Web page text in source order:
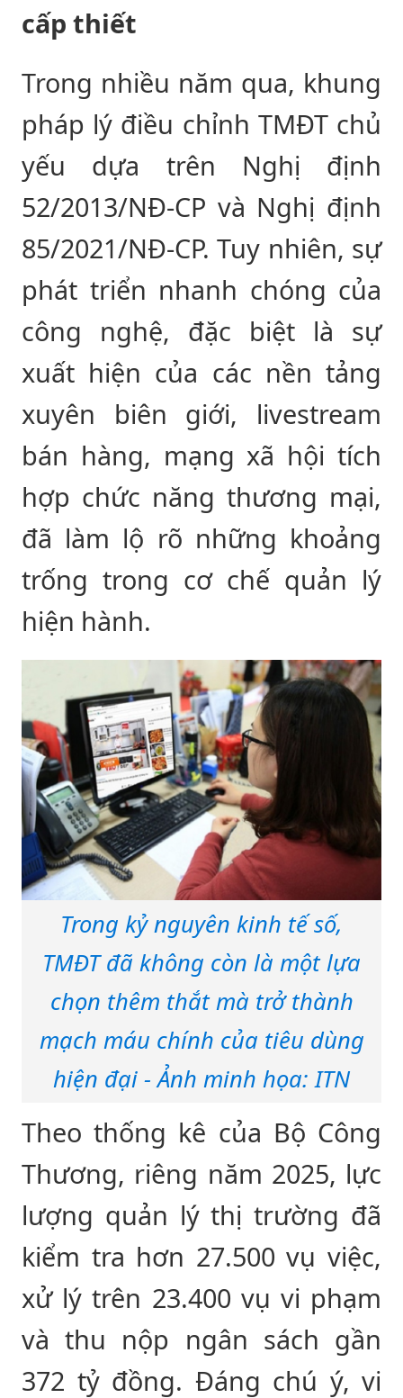
cấp thiết
Trong nhiều năm qua, khung
pháp lý điều chỉnh TMĐT chủ
yếu dựa trên Nghị định
52/2013/NĐ-CP và Nghị định
85/2021/NĐ-CP. Tuy nhiên, sự
phát triển nhanh chóng của
công nghệ, đặc biệt là sự
xuất hiện của các nền tảng
xuyên biên giới, livestream
bán hàng, mạng xã hội tích
hợp chức năng thương mại,
đã làm lộ rõ những khoảng
trống trong cơ chế quản lý
hiện hành.
Trong kỷ nguyên kinh tế số,
TMĐT đã không còn là một lựa
chọn thêm thắt mà trở thành
mạch máu chính của tiêu dùng
hiện đại - Ảnh minh họa: ITN
Theo thống kê của Bộ Công
Thương, riêng năm 2025, lực
lượng quản lý thị trường đã
kiểm tra hơn 27.500 vụ việc,
xử lý trên 23.400 vụ vi phạm
và thu nộp ngân sách gần
372 tỷ đồng. Đáng chú ý, vi